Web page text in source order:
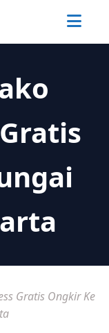
Gratis Ongkir Ke